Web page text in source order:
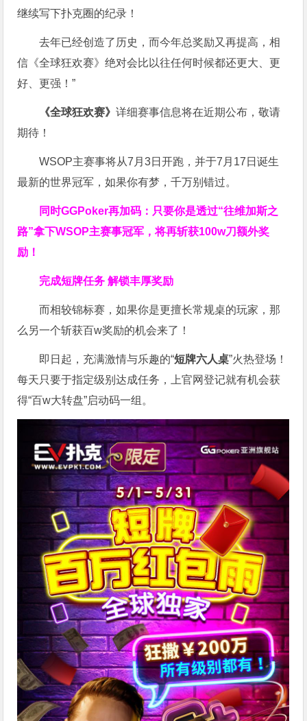
继续写下扑克圈的纪录！
去年已经创造了历史，而今年总奖励又再提高，相
信《全球狂欢赛》绝对会比以往任何时候都还更大、更
好、更强！”
《全球狂欢赛》详细赛事信息将在近期公布，敬请
期待！
WSOP主赛事将从7月3日开跑，并于7月17日诞生
最新的世界冠军，如果你有梦，千万别错过。
同时GGPoker再加码：只要你是透过“往维加斯之
路”拿下WSOP主赛事冠军，将再斩获100w刀额外奖
励！
完成短牌任务 解锁丰厚奖励
而相较锦标赛，如果你是更擅长常规桌的玩家，那
么另一个斩获百w奖励的机会来了！
即日起，充满激情与乐趣的“短牌六人桌”火热登场！
每天只要于指定级别达成任务，上官网登记就有机会获
得“百w大转盘”启动码一组。